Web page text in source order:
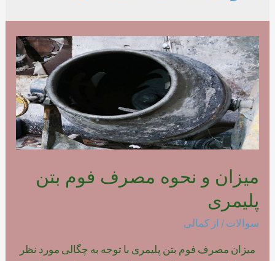
میزان و نحوه مصرف فوم بتن
پلیمری
سوالات / از کمالی
میزان مصرف فوم بتن پلیمری با توجه به چگالی مورد نظر